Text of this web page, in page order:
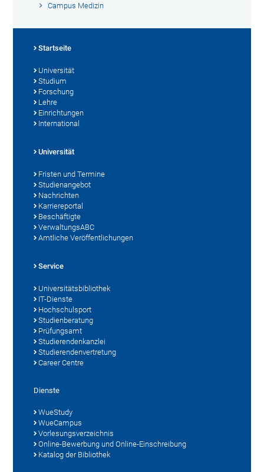
Campus Medizin
Startseite
Universität
Studium
Forschung
Lehre
Einrichtungen
International
Universität
Fristen und Termine
Studienangebot
Nachrichten
Karriereportal
Beschäftigte
VerwaltungsABC
Amtliche Veröffentlichungen
Service
Universitätsbibliothek
IT-Dienste
Hochschulsport
Studienberatung
Prüfungsamt
Studierendenkanzlei
Studierendenvertretung
Career Centre
Dienste
WueStudy
WueCampus
Vorlesungsverzeichnis
Online-Bewerbung und Online-Einschreibung
Katalog der Bibliothek